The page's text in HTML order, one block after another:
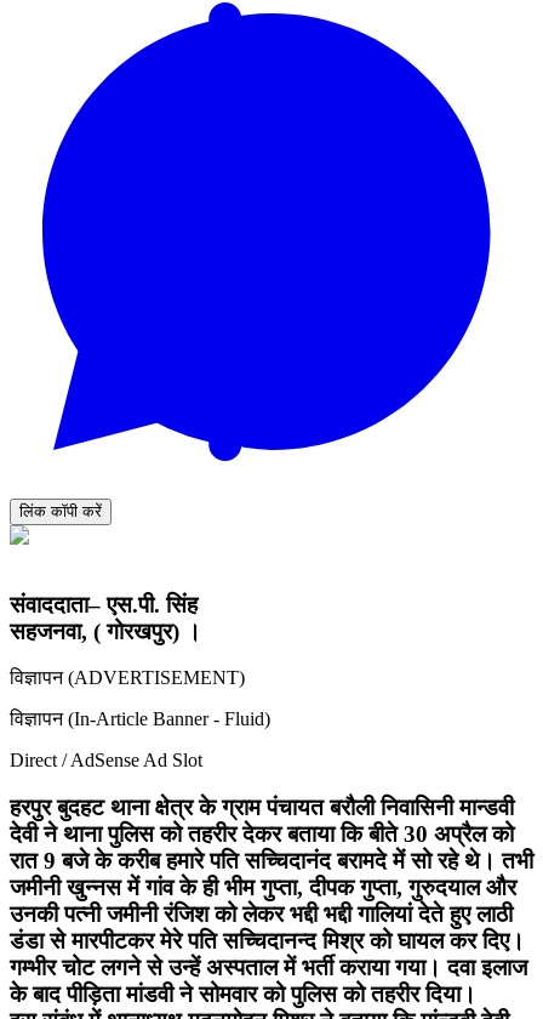
लिंक कॉपी करें
संवाददाता– एस.पी. सिंह
सहजनवा, ( गोरखपुर) ।
विज्ञापन (ADVERTISEMENT)
विज्ञापन (In-Article Banner - Fluid)
Direct / AdSense Ad Slot
हरपुर बुदहट थाना क्षेत्र के ग्राम पंचायत बरौली निवासिनी मान्डवी
देवी ने थाना पुलिस को तहरीर देकर बताया कि बीते 30 अप्रैल को
रात 9 बजे के करीब हमारे पति सच्चिदानंद बरामदे में सो रहे थे। तभी
जमीनी खुन्नस में गांव के ही भीम गुप्ता, दीपक गुप्ता, गुरुदयाल और
उनकी पत्नी जमीनी रंजिश को लेकर भद्दी भद्दी गालियां देते हुए लाठी
डंडा से मारपीटकर मेरे पति सच्चिदानन्द मिश्र को घायल कर दिए।
गम्भीर चोट लगने से उन्हें अस्पताल में भर्ती कराया गया। दवा इलाज
के बाद पीड़िता मांडवी ने सोमवार को पुलिस को तहरीर दिया।